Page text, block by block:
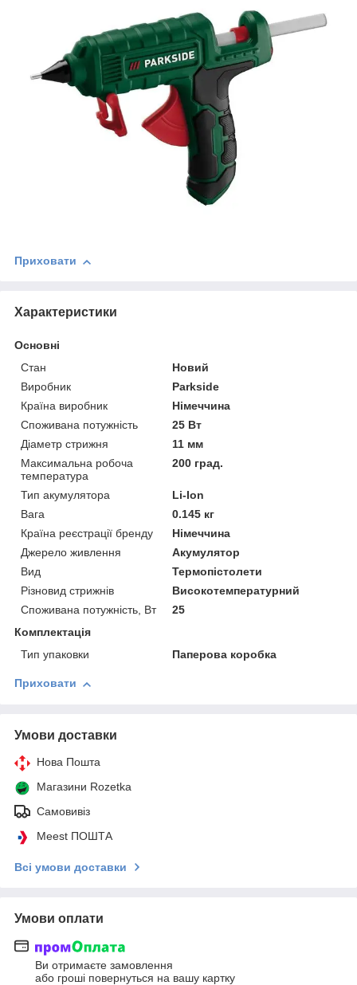
Приховати
Характеристики
Основні
Стан
Новий
Виробник
Parkside
Країна виробник
Німеччина
Споживана потужність
25 Вт
Діаметр стрижня
11 мм
Максимальна робоча
температура
200 град.
Тип акумулятора
Li-Ion
Вага
0.145 кг
Країна реєстрації бренду
Німеччина
Джерело живлення
Акумулятор
Вид
Термопістолети
Різновид стрижнів
Високотемпературний
Споживана потужність, Вт
25
Комплектація
Тип упаковки
Паперова коробка
Приховати
Умови доставки
Нова Пошта
Магазини Rozetka
Самовивіз
Meest ПОШТА
Всі умови доставки
Умови оплати
Ви отримаєте замовлення
або гроші повернуться на вашу картку